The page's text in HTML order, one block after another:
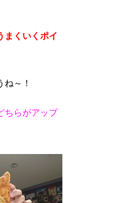
まくいくポイ
～！
ちらがアップ